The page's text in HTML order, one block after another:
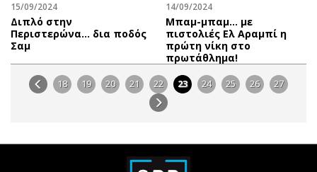
15/09/2024
Διπλό στην
Περιστερώνα… δια ποδός
Σαμ
14/09/2024
Μπαμ-μπαμ… με
πιστολιές Ελ Αραμπί η
πρώτη νίκη στο
πρωτάθλημα!
18 19 20 21 22 23 24 25 26 27